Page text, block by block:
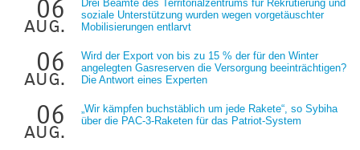
06
aug.
Drei Beamte des Territorialzentrums für Rekrutierung und
soziale Unterstützung wurden wegen vorgetäuschter
Mobilisierungen entlarvt
06
aug.
Wird der Export von bis zu 15 % der für den Winter
angelegten Gasreserven die Versorgung beeinträchtigen?
Die Antwort eines Experten
06
aug.
„Wir kämpfen buchstäblich um jede Rakete“, so Sybiha
über die PAC-3-Raketen für das Patriot-System